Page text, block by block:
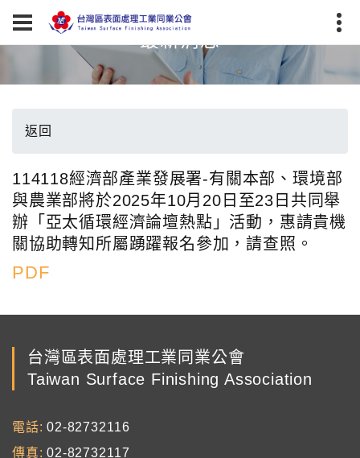
最新消息
返回
114118經濟部產業發展署-有關本部、環境部
與農業部將於2025年10月20日至23日共同舉
辦「亞太循環經濟論壇熱點」活動，惠請貴機
關協助轉知所屬踴躍報名參加，請查照。
PDF
台灣區表面處理工業同業公會
Taiwan Surface Finishing Association
電話
02-82732116
傳真
02-82732117